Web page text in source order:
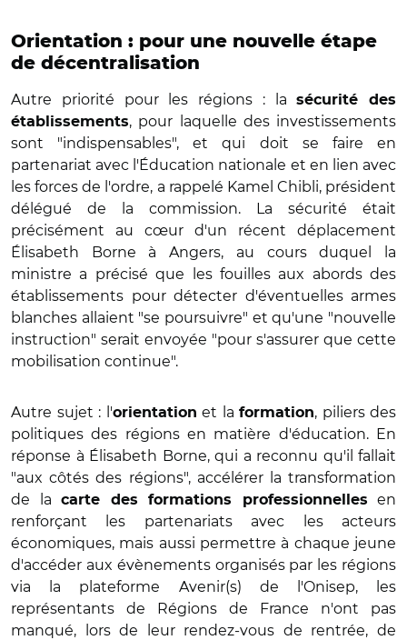
Orientation : pour une nouvelle étape
de décentralisation
Autre priorité pour les régions : lasécurité des
établissements, pour laquelle des investissements
sont "indispensables", et qui doit se faire en
partenariat avec l'Éducation nationale et en lien avec
les forces de l'ordre, a rappelé Kamel Chibli, président
délégué de la commission. La sécurité était
précisément au cœur d'un récent déplacement
Élisabeth Borne à Angers, au cours duquel la
ministre a précisé que les fouilles aux abords des
établissements pour détecter d'éventuelles armes
blanches allaient "se poursuivre" et qu'une "nouvelle
instruction" serait envoyée "pour s'assurer que cette
mobilisation continue".
Autre sujet : l'orientation et la formation, piliers des
politiques des régions en matière d'éducation. En
réponse à Élisabeth Borne, qui a reconnu qu'il fallait
"aux côtés des régions", accélérer la transformation
de la carte des formations professionnelles
en
renforçant les partenariats avec les acteurs
économiques, mais aussi permettre à chaque jeune
d'accéder aux évènements organisés par les régions
via la plateforme Avenir(s) de l'Onisep, les
représentants de Régions de France n'ont pas
manqué, lors de leur rendez-vous de rentrée, de